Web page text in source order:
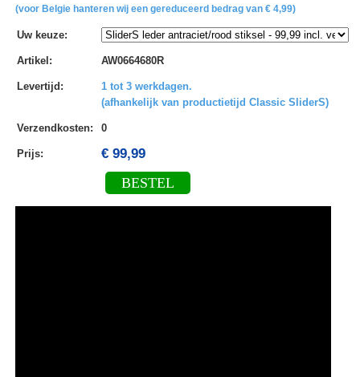
(voor Belgie hanteren wij een gereduceerd bedrag van € 4,99)
Uw keuze:
Artikel : AW0664680R
Levertijd :
1 tot 3 werkdagen.
(afhankelijk van productietijd Classic SliderS)
Verzendkosten: 0
Prijs: € 99,99
BESTEL